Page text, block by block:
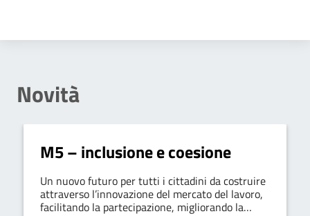
Novità
M5 – inclusione e coesione
Un nuovo futuro per tutti i cittadini da costruire
attraverso l’innovazione del mercato del lavoro,
facilitando la partecipazione, migliorando la